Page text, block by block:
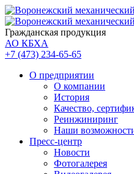
Гражданская продукция
АО КБХА
+7 (473) 234-65-65
О предприятии
О компании
История
Качество,
Реинжиниринг
Наши
Пресс-центр
Новости
Фотогалерея